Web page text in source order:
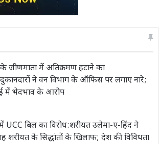
जीणमाता में अतिक्रमण हटाने का
ने वन विभाग के ऑफिस पर लगाए नारे;
में भेदभाव के आरोप
बिल का विरोध:शरीयत उलेमा-ए-हिंद ने
शरीयत के सिद्धांतों के खिलाफ; देश की विविधता